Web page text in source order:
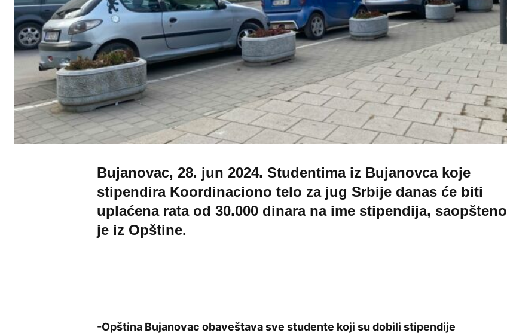
Bujanovac, 28. jun 2024. Studentima iz Bujanovca koje
stipendira Koordinaciono telo za jug Srbije danas će biti
uplaćena rata od 30.000 dinara na ime stipendija, saopšteno
je iz Opštine.
-Opština Bujanovac obaveštava sve studente koji su dobili stipendije